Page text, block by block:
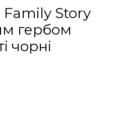
Story
гербом
чорні